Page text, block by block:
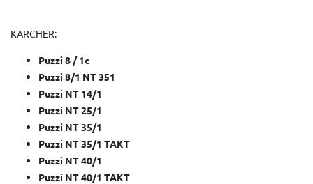
KARCHER:
Puzzi 8 / 1c
Puzzi 8/1 NT 351
Puzzi NT 14/1
Puzzi NT 25/1
Puzzi NT 35/1
Puzzi NT 35/1 TAKT
Puzzi NT 40/1
Puzzi NT 40/1 TAKT